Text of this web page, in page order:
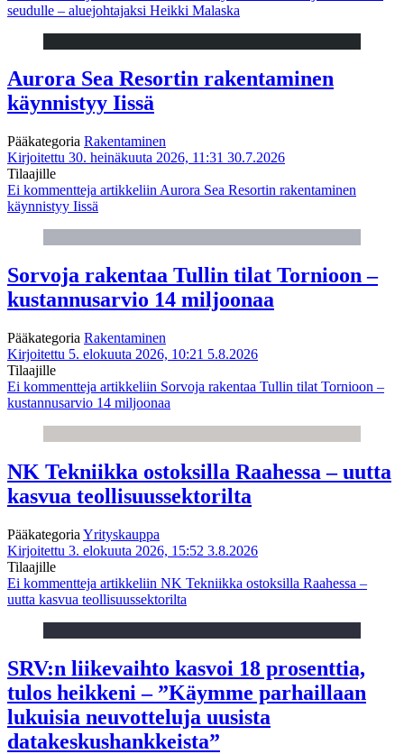
seudulle – aluejohtajaksi Heikki Malaska
Aurora Sea Resortin rakentaminen
käynnistyy Iissä
Pääkategoria Rakentaminen
Kirjoitettu 30. heinäkuuta 2026, 11:31 30.7.2026
Tilaajille
Ei kommentteja artikkeliin Aurora Sea Resortin rakentaminen
käynnistyy Iissä
Sorvoja rakentaa Tullin tilat Tornioon –
kustannusarvio 14 miljoonaa
Pääkategoria Rakentaminen
Kirjoitettu 5. elokuuta 2026, 10:21 5.8.2026
Tilaajille
Ei kommentteja artikkeliin Sorvoja rakentaa Tullin tilat Tornioon –
kustannusarvio 14 miljoonaa
NK Tekniikka ostoksilla Raahessa – uutta
kasvua teollisuussektorilta
Pääkategoria Yrityskauppa
Kirjoitettu 3. elokuuta 2026, 15:52 3.8.2026
Tilaajille
Ei kommentteja artikkeliin NK Tekniikka ostoksilla Raahessa –
uutta kasvua teollisuussektorilta
SRV:n liikevaihto kasvoi 18 prosenttia,
tulos heikkeni – ”Käymme parhaillaan
lukuisia neuvotteluja uusista
datakeskushankkeista”